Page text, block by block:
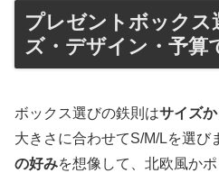
プレゼントボックス
ズ・デザイン・予算
ボックス選びの鉄則はサイズ
大きさに合わせてS/M/Lを選び
の好みを想像して、北欧風か